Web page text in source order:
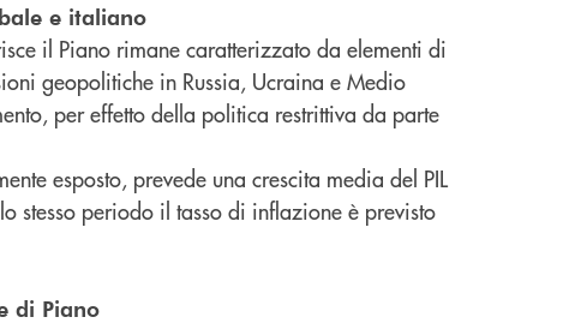
e italiano
il Piano rimane caratterizzato da elementi di
geopolitiche in Russia, Ucraina e Medio
per effetto della politica restrittiva da parte
esposto, prevede una crescita media del PIL
stesso periodo il tasso di inflazione è previsto
di Piano